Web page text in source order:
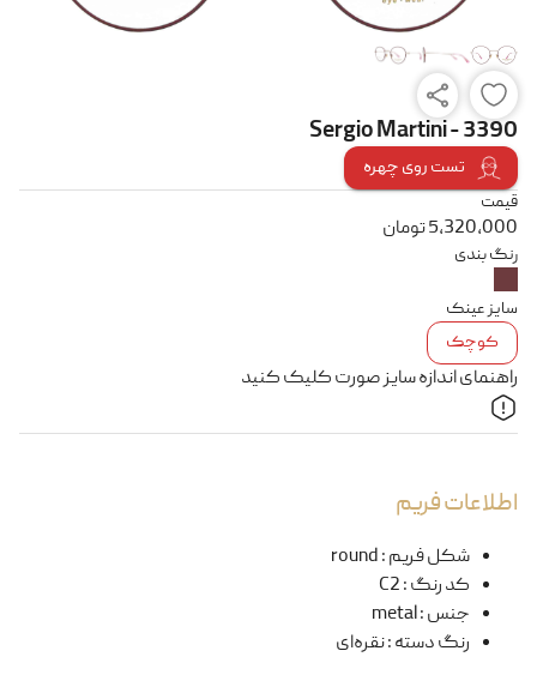
Sergio Martini - 3390
تست روی چهره
قیمت
5,320,000تومان
رنگ بندی
سایز عینک
کوچک
راهنمای اندازه سایز صورت کلیک کنید
اطلاعات فریم
شکل فریم:
round
کد رنگ:
C2
جنس:
metal
رنگ دسته:نقره‌ای